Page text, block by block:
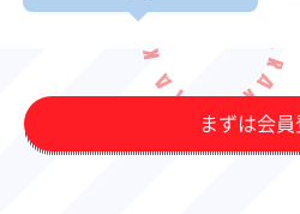
まずは会